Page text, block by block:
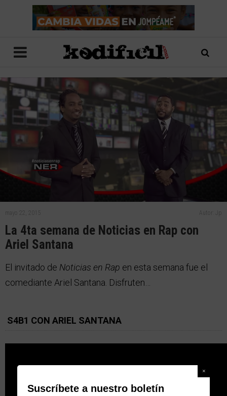
mayo 22, 2015 Autor: Jp
La 4ta semana de Noticias en Rap con
Ariel Santana
El invitado de Noticias en Rap en esta semana fue el
comediante Ariel Santana. Disfruten…
S4B1 CON ARIEL SANTANA
Suscríbete a nuestro boletín